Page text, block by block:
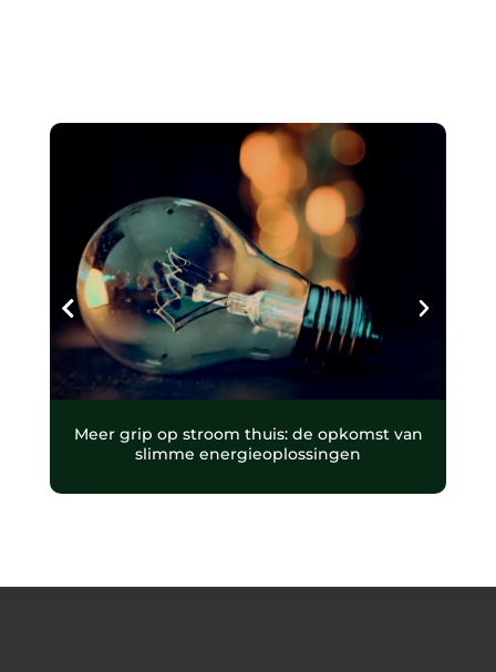
Meer grip op stroom thuis: de opkomst van
slimme energieoplossingen